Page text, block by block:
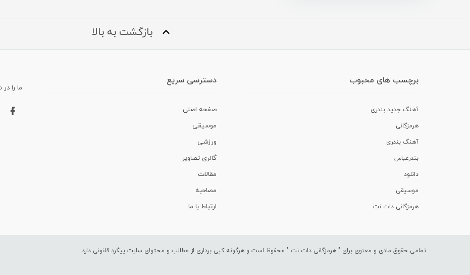
بازگشت به بالا
برچسب های محبوب
آهنگ جدید بندری
هرمزگانی
آهنگ بندری
بندرعباس
دانلود
موسیقی
هرمزگانی دات نت
دسترسی سریع
صفحه اصلی
موسیقی
ورزشی
گالری تصاویر
مقالات
مصاحبه
ارتباط با ما
ما را
تمامی حقوق مادی و معنوی برای " هرمزگانی دات نت " محفوظ است و هرگونه کپی برداری از مطالب و محتوای سایت پیگرد قانونی دارد.